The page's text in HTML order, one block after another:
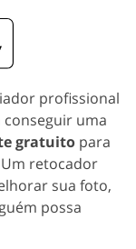
profissional
uma
gratuito para
retocador
sua foto,
possa